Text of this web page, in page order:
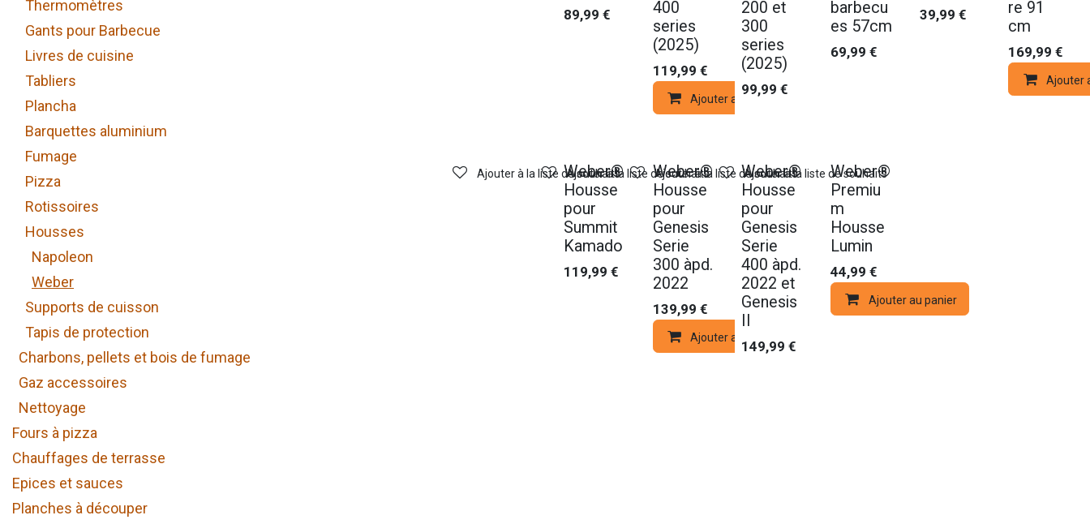
Thermomètres
Gants pour Barbecue
Livres de cuisine
Tabliers
Plancha
Barquettes aluminium
Fumage
Pizza
Rotissoires
Housses
Napoleon
Weber
Supports de cuisson
Tapis de protection
Charbons, pellets et bois de fumage
Gaz accessoires
Nettoyage
Fours à pizza
Chauffages de terrasse
Epices et sauces
Planches à découper
89,99 €
400
series
(2025)
119,99 €
Ajouter au panier
200 et
300
series
(2025)
99,99 €
barbecu
es 57cm
69,99 €
39,99 €
re 91
cm
169,99 €
Ajouter
Weber®
Housse
pour
Summit
Kamado
119,99 €
Ajouter à la liste de souhaits
Weber®
Housse
pour
Genesis
Serie
300 àpd.
2022
139,99 €
Ajouter au panier
Ajouter à la liste de souhaits
Weber®
Housse
pour
Genesis
Serie
400 àpd.
2022 et
Genesis
149,99 €
Ajouter à la liste de souhaits
Weber®
Premiu
m
Housse
Lumin
44,99 €
Ajouter au panier
Ajouter à la liste de souhaits